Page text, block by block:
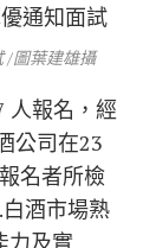
/圖葉建雄攝
人報名，經
公司在23
名者所檢
酒市場熟
力及實